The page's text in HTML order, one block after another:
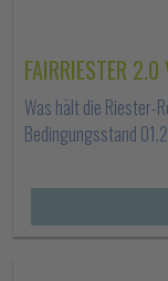
FAIRRIESTER 2.0
Was hält die Riester-
Bedingungsstand